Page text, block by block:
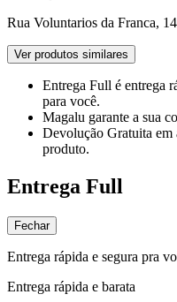
Rua Voluntarios da Franca,
Ver produtos similares
Entrega Full é entrega
para você.
Magalu garante a sua
Devolução Gratuita em
produto.
Entrega Full
Fechar
Entrega rápida e segura pra
Entrega rápida e barata